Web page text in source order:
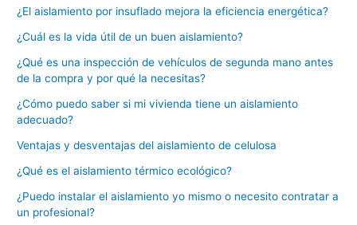
¿El aislamiento por insuflado mejora la eficiencia energética?
¿Cuál es la vida útil de un buen aislamiento?
¿Qué es una inspección de vehículos de segunda mano antes
de la compra y por qué la necesitas?
¿Cómo puedo saber si mi vivienda tiene un aislamiento
adecuado?
Ventajas y desventajas del aislamiento de celulosa
¿Qué es el aislamiento térmico ecológico?
¿Puedo instalar el aislamiento yo mismo o necesito contratar a
un profesional?